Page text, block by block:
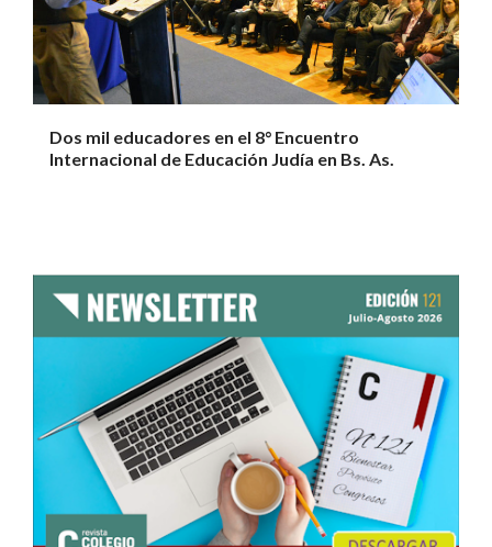
Dos mil educadores en el 8° Encuentro
Internacional de Educación Judía en Bs. As.